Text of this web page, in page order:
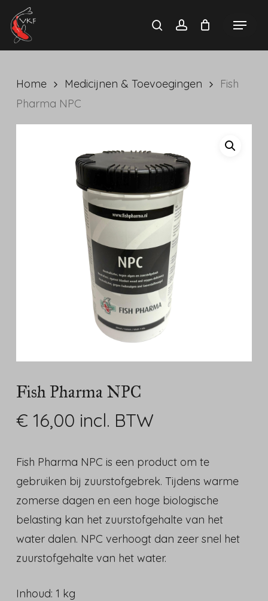
main
searchaccount
Menu
Home Medicijnen & Toevoegingen
Fish
Pharma NPC
Fish Pharma NPC
€ 16,00 incl. BTW
Fish Pharma NPC is een product om te
gebruiken bij zuurstofgebrek. Tijdens warme
zomerse dagen en een hoge biologische
belasting kan het zuurstofgehalte van het
water dalen. NPC verhoogt dan zeer snel het
zuurstofgehalte van het water.
Inhoud: 1 kg